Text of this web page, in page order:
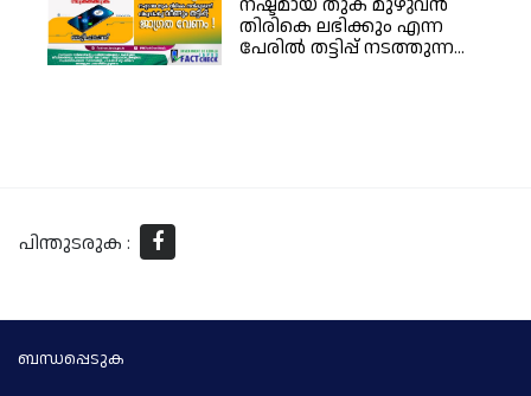
തിരികെ ലഭിക്കും എന്ന
പേരിൽ തട്ടിപ്പ് നടത്തുന്ന...
പിന്തുടരുക :
ബന്ധപ്പെടുക